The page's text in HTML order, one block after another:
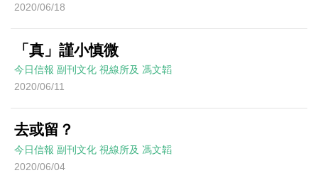
2020/06/18
「真」謹小慎微
今日信報 副刊文化 視線所及 馮文韜
2020/06/11
去或留？
今日信報 副刊文化 視線所及 馮文韜
2020/06/04